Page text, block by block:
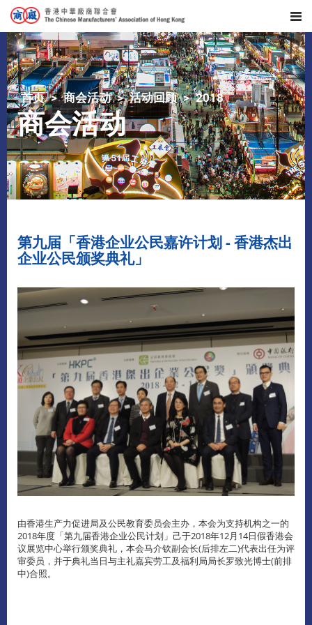
首页 商会活动 活动回顾 2018
商会活动
第九届「香港企业公民嘉许计划 - 香港杰出
企业公民颁奖典礼」
由香港生产力促进局及公民教育委员会主办，本会为支持机构之一的
2018年度「第九届香港企业公民计划」己于2018年12月14日假香港会
议展览中心举行颁奖典礼，本会马介钦副会长(后排左二)代表出任为评
审委员，并于典礼当日与主礼嘉宾劳工及福利局局长罗致光博士(前排
中)合照。